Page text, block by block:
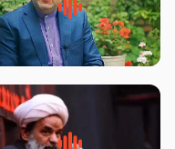
پیامبر صلی الله علیه وآله و سلم
فرمودند وای بر بچه های آخر